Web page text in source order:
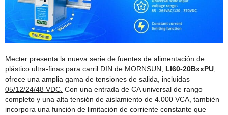
Mecter presenta la nueva serie de fuentes de alimentación de
plástico ultra-finas para carril DIN de MORNSUN, LI60-20BxxPU
ofrece una amplia gama de tensiones de salida, incluidas
05/12/24/48 VDC. Con una entrada de CA universal de rango
completo y una alta tensión de aislamiento de 4.000 VCA, también
incorpora una función de limitación de corriente constante que